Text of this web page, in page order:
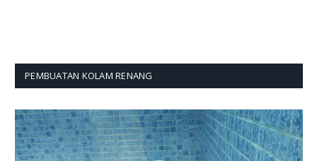
PEMBUATAN KOLAM RENANG
Pemutar
Video